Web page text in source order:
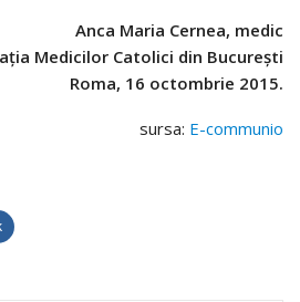
Anca Maria Cernea, medic
Medicilor Catolici din București
Roma, 16 octombrie 2015.
sursa: E-communio